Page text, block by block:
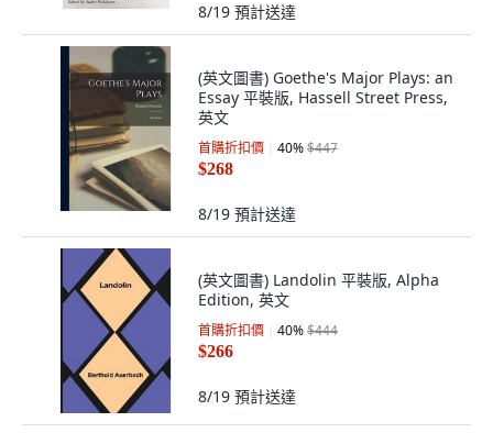
8/19 預計送達
(英文圖書) Goethe's Major Plays: an
Essay 平裝版, Hassell Street Press,
英文
首購折扣價 40%$447
$268
8/19 預計送達
(英文圖書) Landolin 平裝版, Alpha
Edition, 英文
首購折扣價 40%$444
$266
8/19 預計送達